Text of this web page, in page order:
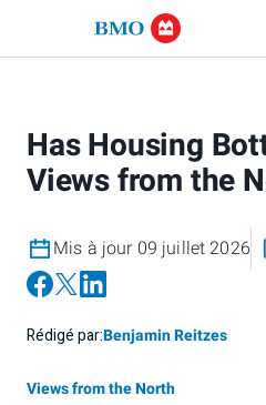
Has Housing
Views from the
Mis à jour 09 juillet 2026
Rédigé par:Benjamin Reitzes
Views from the North